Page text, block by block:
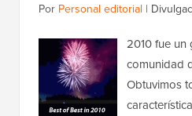
Por Personal editorial |
2010 fue un
comunidad
Obtuvimos